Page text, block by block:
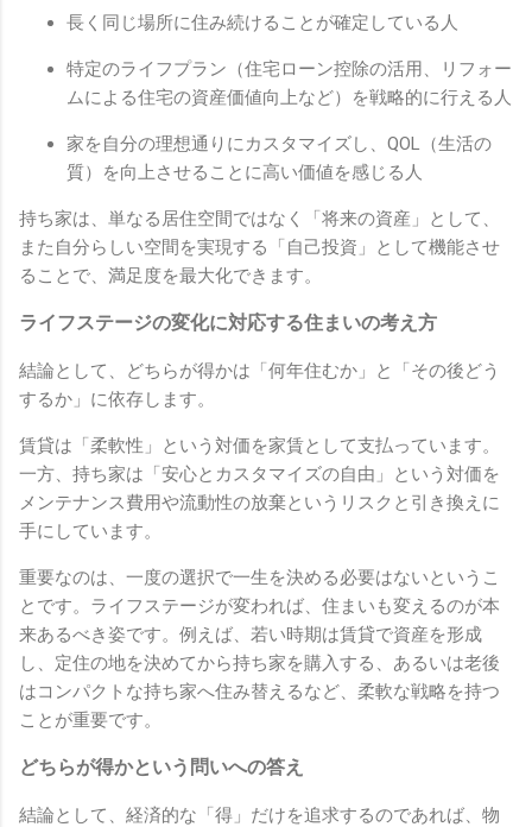
長く同じ場所に住み続けることが確定している人
特定のライフプラン（住宅ローン控除の活用、リフォー
ムによる住宅の資産価値向上など）を戦略的に行える人
家を自分の理想通りにカスタマイズし、QOL（生活の
質）を向上させることに高い価値を感じる人
持ち家は、単なる居住空間ではなく「将来の資産」として、
また自分らしい空間を実現する「自己投資」として機能させ
ることで、満足度を最大化できます。
ライフステージの変化に対応する住まいの考え方
結論として、どちらが得かは「何年住むか」と「その後どう
するか」に依存します。
賃貸は「柔軟性」という対価を家賃として支払っています。
一方、持ち家は「安心とカスタマイズの自由」という対価を
メンテナンス費用や流動性の放棄というリスクと引き換えに
手にしています。
重要なのは、一度の選択で一生を決める必要はないというこ
とです。ライフステージが変われば、住まいも変えるのが本
来あるべき姿です。例えば、若い時期は賃貸で資産を形成
し、定住の地を決めてから持ち家を購入する、あるいは老後
はコンパクトな持ち家へ住み替えるなど、柔軟な戦略を持つ
ことが重要です。
どちらが得かという問いへの答え
結論として、経済的な「得」だけを追求するのであれば、物